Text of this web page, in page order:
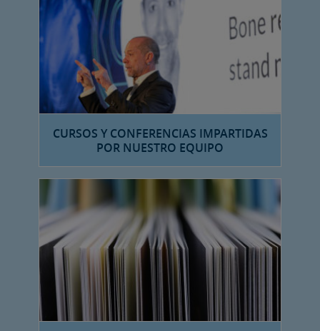
CURSOS Y CONFERENCIAS IMPARTIDAS
POR NUESTRO EQUIPO